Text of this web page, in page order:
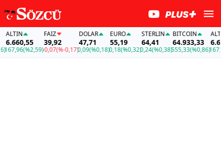
(%2,59)
FAİZ
39,92
-0,07(%-0,17)
DOLAR
47,71
0,09(%0,18)
EURO
55,19
0,18(%0,32)
STERLIN
64,41
0,24(%0,38)
BITCOIN
64.933,33
555,33(%0,86)
ALTIN
167,96